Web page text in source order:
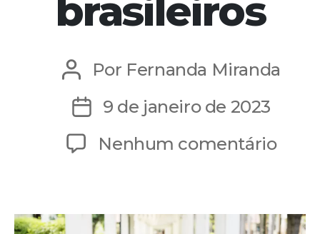
brasileiros
Autor
do
post
Por Fernanda Miranda
Data
de
9 de janeiro de 2023
Nenhum comentárioem